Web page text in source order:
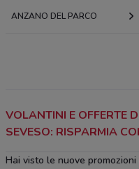
ANZANO DEL PARCO
VOLANTINI E OFFERTE
SEVESO: RISPARMIA
Hai visto le nuove